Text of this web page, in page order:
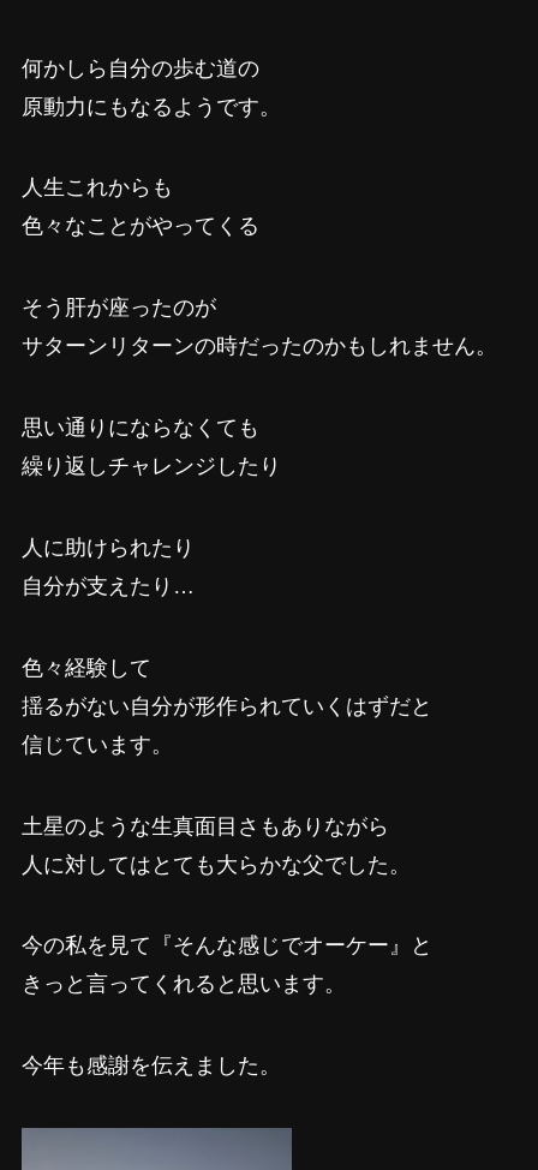
何かしら自分の歩む道の
原動力にもなるようです。
人生これからも
色々なことがやってくる
そう肝が座ったのが
サターンリターンの時だったのかもしれません。
思い通りにならなくても
繰り返しチャレンジしたり
人に助けられたり
自分が支えたり…
色々経験して
揺るがない自分が形作られていくはずだと
信じています。
土星のような生真面目さもありながら
人に対してはとても大らかな父でした。
今の私を見て『そんな感じでオーケー』と
きっと言ってくれると思います。
今年も感謝を伝えました。